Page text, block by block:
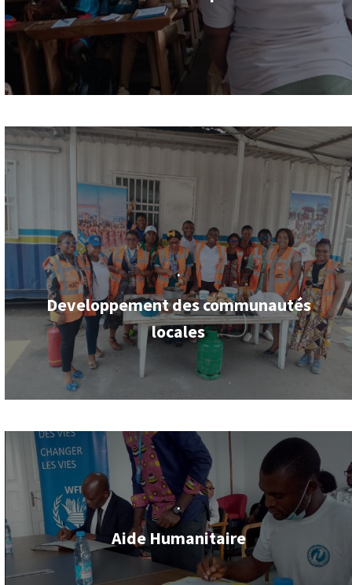
.
Developpement des communautés
locales
.
Aide Humanitaire